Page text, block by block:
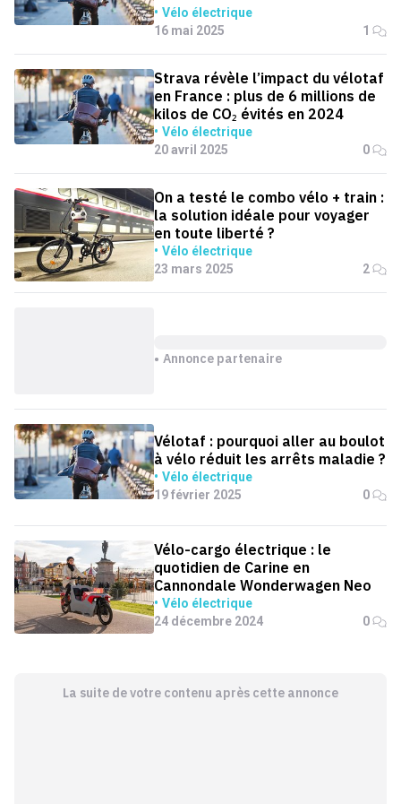
Vélo électrique
16 mai 2025
1
Strava révèle l’impact du vélotaf
en France : plus de 6 millions de
kilos de CO₂ évités en 2024
Vélo électrique
20 avril 2025
0
On a testé le combo vélo + train :
la solution idéale pour voyager
en toute liberté ?
Vélo électrique
23 mars 2025
2
Annonce partenaire
Vélotaf : pourquoi aller au boulot
à vélo réduit les arrêts maladie ?
Vélo électrique
19 février 2025
0
Vélo-cargo électrique : le
quotidien de Carine en
Cannondale Wonderwagen Neo
Vélo électrique
24 décembre 2024
0
La suite de votre contenu après cette annonce